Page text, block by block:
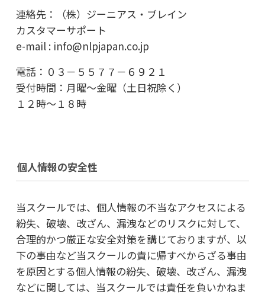
連絡先：（株）ジーニアス・ブレイン
カスタマーサポート
e-mail : info@nlpjapan.co.jp
電話：０３－５５７７－６９２１
受付時間：月曜～金曜（土日祝除く）
１２時～１８時
個人情報の安全性
当スクールでは、個人情報の不当なアクセスによる
紛失、破壊、改ざん、漏洩などのリスクに対して、
合理的かつ厳正な安全対策を講じておりますが、以
下の事由など当スクールの責に帰すべからざる事由
を原因とする個人情報の紛失、破壊、改ざん、漏洩
などに関しては、当スクールでは責任を負いかねま